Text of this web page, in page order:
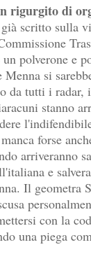
rigurgito di
scritto sulla
polverone e
Menna si
da tutti i radar,
stanno
forse
arriveranno
e
Il geometra
con la
una piega